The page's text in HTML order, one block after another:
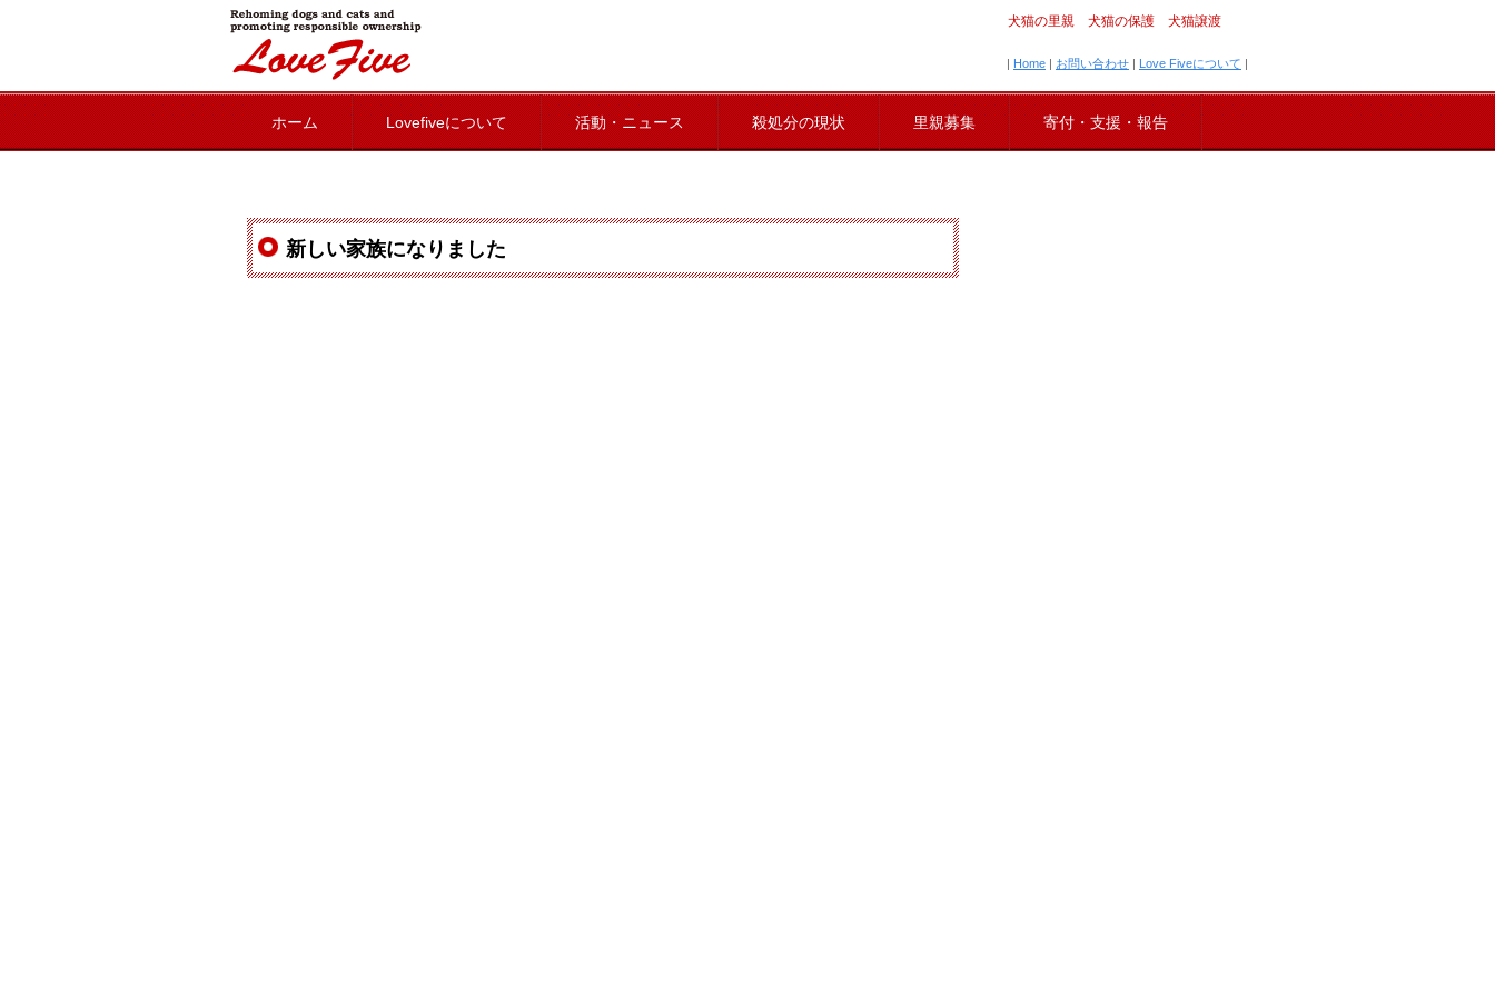
lovefive
犬猫の里親 犬猫の保護 犬猫譲渡
| Home | お問い合わせ | Love Fiveについて |
ホーム Lovefiveについて 活動・ニュース 殺処分の現状 里親募集 寄付・支援・報告
新しい家族になりました